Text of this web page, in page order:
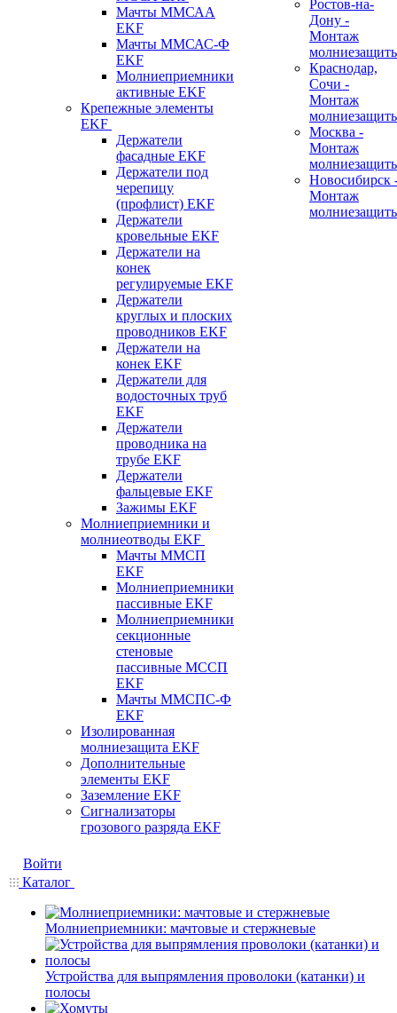
Мачты ММСАА
EKF
Мачты ММСАС-Ф
EKF
Молниеприемники
активные EKF
Крепежные элементы
EKF
Держатели
фасадные EKF
Держатели под
черепицу
(профлист) EKF
Держатели
кровельные EKF
Держатели на
конек
регулируемые EKF
Держатели
круглых и плоских
проводников EKF
Держатели на
конек EKF
Держатели для
водосточных труб
EKF
Держатели
проводника на
трубе EKF
Держатели
фальцевые EKF
Зажимы EKF
Молниеприемники и
молниеотводы EKF
Мачты ММСП
EKF
Молниеприемники
пассивные EKF
Молниеприемники
секционные
стеновые
пассивные МССП
EKF
Мачты ММСПС-Ф
EKF
Изолированная
молниезащита EKF
Дополнительные
элементы EKF
Заземление EKF
Сигнализаторы
грозового разряда EKF
Ростов-на-
Дону -
Монтаж
Краснодар,
Сочи -
Монтаж
Москва -
Монтаж
Новосибирск
Монтаж
Войти
Каталог
Молниеприемники: мачтовые и стержневые
Устройства для выпрямления проволоки (катанки) и
полосы